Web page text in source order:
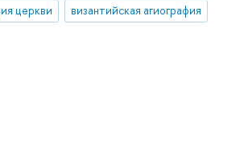
церкви византийская агиография